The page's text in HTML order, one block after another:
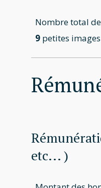
Nombre total
9petites
etc... )